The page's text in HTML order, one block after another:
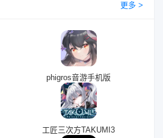
更多 >
phigros音游手机版
工匠三次方TAKUMI3